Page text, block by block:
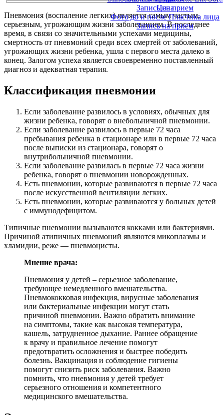
Цена
Фото до и после Пластика лица
Запись на прием
Запись на прием
Пневмония (воспаление легких) является самым частым,
серьезным, угрожающим жизни заболеванием. В последнее
время, в связи со значительными успехами медицины,
смертность от пневмоний среди всех смертей от заболеваний,
угрожающих жизни ребенка, ушла с первого места далеко в
конец. Залогом успеха является своевременно поставленный
диагноз и адекватная терапия.
Классификация пневмонии
Если заболевание развилось в условиях, обычных для
жизни ребенка, говорят о внебольничной пневмонии.
Если заболевание развилось в первые 72 часа
пребывания ребенка в стационаре или в первые 72 часа
после выписки из стационара, говорят о
внутрибольничной пневмонии.
Если заболевание развилась в первые 72 часа жизни
ребенка, говорят о пневмонии новорожденных.
Есть пневмонии, которые развиваются в первые 72 часа
после искусственной вентиляции легких.
Есть пневмонии, которые развиваются у больных детей
с иммунодефицитом.
Типичные пневмонии вызываются кокками или бактериями.
Причиной атипичных пневмоний являются микоплазмы и
хламидии, реже — пневмоцисты.
Мнение врача:
Пневмония у детей – серьезное заболевание,
требующее немедленного вмешательства.
Пневмококковая инфекция, вирусные заболевания
или бактериальные инфекции могут стать
причиной пневмонии. Важно обратить внимание
на симптомы, такие как высокая температура,
кашель, затрудненное дыхание. Раннее обращение
к врачу и правильное лечение помогут
предотвратить осложнения и быстрее победить
болезнь. Вакцинация и соблюдение гигиены
помогут снизить риск заболевания. Важно
помнить, что пневмония у детей требует
серьезного отношения и компетентного
медицинского вмешательства.